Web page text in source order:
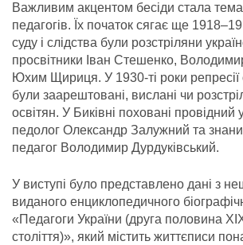
Важливим акцентом бесіди стала
педагогів. Їх початок сягає ще
суду і слідства були розстріляни
просвітники Іван Стешенко,
Юхим Щириця. У 1930-ті роки репресії
були заарештовані, вислані чи
освітян. У Биківні поховані провідний
педолог Олександр Залужний та
педагог Володимир Дурдуківський.
У виступі було представлено дані з
виданого енциклопедичного
«Педагоги України (друга половина
століття)», який містить життєписи